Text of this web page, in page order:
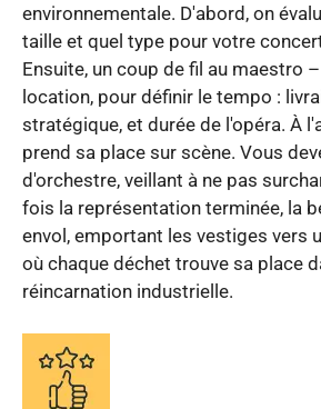
environnementale. D'abord, on
taille et quel type pour votre
Ensuite, un coup de fil au maestro
location, pour définir le tempo :
stratégique, et durée de l'opéra. À
prend sa place sur scène. Vous
d'orchestre, veillant à ne pas
fois la représentation terminée, la
envol, emportant les vestiges vers
où chaque déchet trouve sa place
réincarnation industrielle.